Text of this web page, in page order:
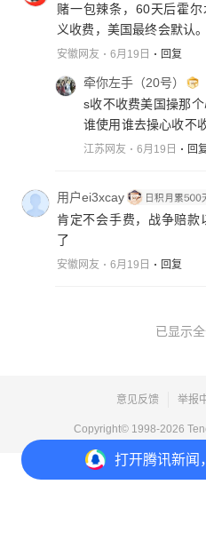
打开腾讯新闻
赌一包辣条，60天后霍尔
义收费，美国最终会默认。
安徽网友 6月19日 回复
牵你左手（20号）
s收不收费美国操那个
谁使用谁去操心收不
江苏网友 6月19日 回
用户ei3xcay
肯定不会手费，战争赔款
了
安徽网友 6月19日 回复
已显示
意见反馈 举报
Copyright© 1998-2026